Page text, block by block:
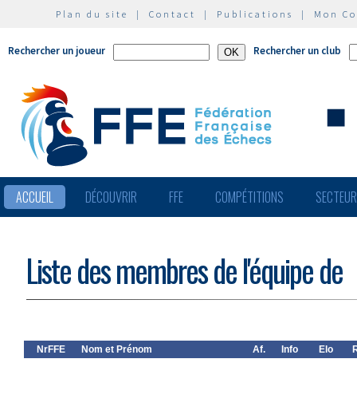
Plan du site | Contact | Publications | Mon
Rechercher un joueur Rechercher un club
ACCUEIL DÉCOUVRIR FFE COMPÉTITIONS
Liste des membres de l'équipe de
NrFFE Nom et Prénom Af. Info Elo